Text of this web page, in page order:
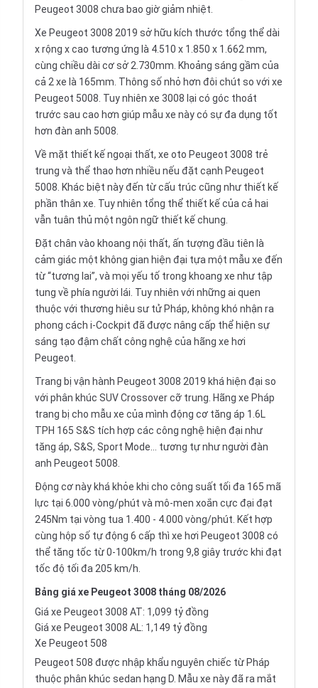
Peugeot 3008 chưa bao giờ giảm nhiệt.
Xe Peugeot 3008 2019 sở hữu kích thước tổng thể dài
x rộng x cao tương ứng là 4.510 x 1.850 x 1.662 mm,
cùng chiều dài cơ sở 2.730mm. Khoảng sáng gầm của
cả 2 xe là 165mm. Thông số nhỏ hơn đôi chút so với xe
Peugeot 5008. Tuy nhiên xe 3008 lại có góc thoát
trước sau cao hơn giúp mẫu xe này có sự đa dụng tốt
hơn đàn anh 5008.
Về mặt thiết kế ngoại thất, xe oto Peugeot 3008 trẻ
trung và thể thao hơn nhiều nếu đặt cạnh Peugeot
5008. Khác biệt này đến từ cấu trúc cũng như thiết kế
phần thân xe. Tuy nhiên tổng thể thiết kế của cả hai
vẫn tuân thủ một ngôn ngữ thiết kế chung.
Đặt chân vào khoang nội thất, ấn tượng đầu tiên là
cảm giác một không gian hiện đại tựa một mẫu xe đến
từ “tương lai”, và mọi yếu tố trong khoang xe như tập
tung về phía người lái. Tuy nhiên với những ai quen
thuộc với thương hiêu sư tử Pháp, không khó nhận ra
phong cách i-Cockpit đã được nâng cấp thể hiện sự
sáng tạo đậm chất công nghệ của hãng xe hơi
Peugeot.
Trang bị vận hành Peugeot 3008 2019 khá hiện đại so
với phân khúc SUV Crossover cỡ trung. Hãng xe Pháp
trang bị cho mẫu xe của mình động cơ tăng áp 1.6L
TPH 165 S&S tích hợp các công nghệ hiện đại như
tăng áp, S&S, Sport Mode... tương tự như người đàn
anh Peugeot 5008.
Động cơ này khá khỏe khi cho công suất tối đa 165 mã
lực tại 6.000 vòng/phút và mô-men xoắn cực đại đạt
245Nm tại vòng tua 1.400 - 4.000 vòng/phút. Kết hợp
cùng hộp số tự động 6 cấp thì xe hơi Peugeot 3008 có
thể tăng tốc từ 0-100km/h trong 9,8 giây trước khi đạt
tốc độ tối đa 205 km/h.
Bảng giá xe Peugeot 3008 tháng 08/2026
Giá xe Peugeot 3008 AT: 1,099 tỷ đồng
Giá xe Peugeot 3008 AL: 1,149 tỷ đồng
Xe Peugeot 508
Peugeot 508 được nhập khẩu nguyên chiếc từ Pháp
thuộc phân khúc sedan hạng D. Mẫu xe này đã ra mắt